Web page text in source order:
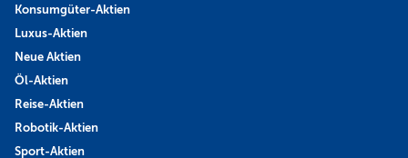
Konsumgüter-Aktien
Luxus-Aktien
Neue Aktien
Öl-Aktien
Reise-Aktien
Robotik-Aktien
Sport-Aktien